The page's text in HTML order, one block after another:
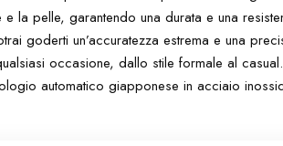
la pelle, garantendo una durata e una
goderti un’accuratezza estrema e una
occasione, dallo stile formale al
automatico giapponese in acciaio